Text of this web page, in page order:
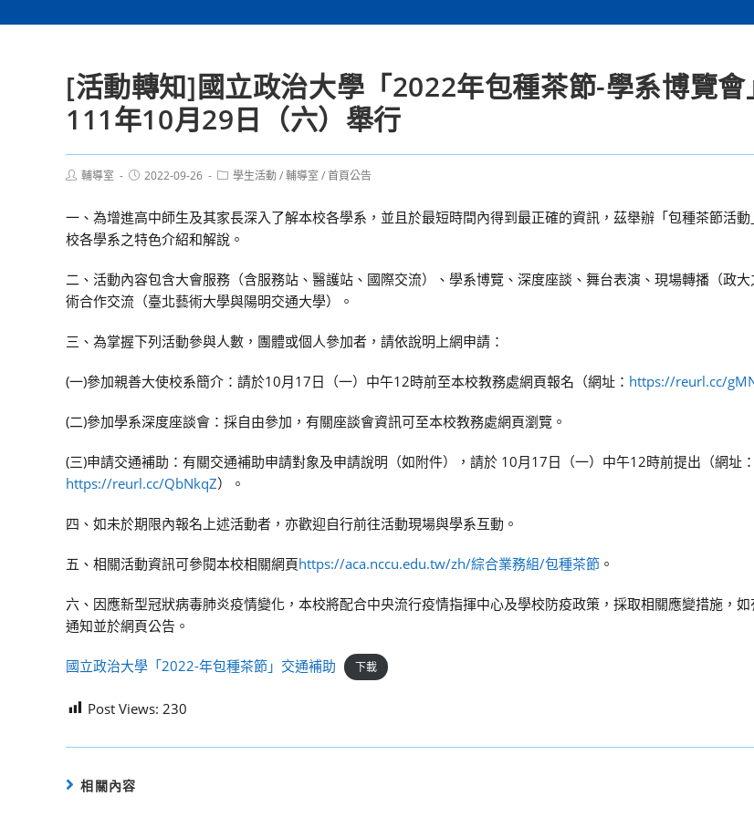
[活動轉知]國立政治大學「2022年包種茶節-學系博覽
111年10月29日（六）舉行
Post輔導室
Post2022-09-26
Post學生活動/輔導室 /首頁公告
一、為增進高中師生及其家長深入了解本校各學系，並且於最短時間內得到最正確的資訊，茲舉辦「包種茶節活
校各學系之特色介紹和解說。
二、活動內容包含大會服務（含服務站、醫護站、國際交流）、學系博覽、深度座談、舞台表演、現場轉播（政
術合作交流（臺北藝術大學與陽明交通大學）。
三、為掌握下列活動參與人數，團體或個人參加者，請依說明上網申請：
(一)參加親善大使校系簡介：請於10月17日（一）中午12時前至本校教務處網頁報名（網址： https://reurl.cc/
(二)參加學系深度座談會：採自由參加，有關座談會資訊可至本校教務處網頁瀏覽。
(三)申請交通補助：有關交通補助申請對象及申請說明（如附件），請於 10月17日（一）中午12時前提出（網址：
https://reurl.cc/QbNkqZ）。
四、如未於期限內報名上述活動者，亦歡迎自行前往活動現場與學系互動。
五、相關活動資訊可參閱本校相關網頁https://aca.nccu.edu.tw/zh/綜合業務組/包種茶節 。
六、因應新型冠狀病毒肺炎疫情變化，本校將配合中央流行疫情指揮中心及學校防疫政策，採取相關應變措施，
通知並於網頁公告。
國立政治大學「2022-年包種茶節」交通補助 下載
Post Views: 230
相關內容